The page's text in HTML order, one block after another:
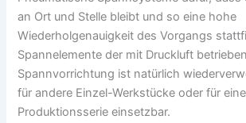
an Ort und Stelle bleibt und so eine hohe
Wiederholgenauigkeit des Vorgangs
Spannelemente der mit Druckluft
Spannvorrichtung ist natürlich
für andere Einzel-Werkstücke oder für
Produktionsserie einsetzbar.